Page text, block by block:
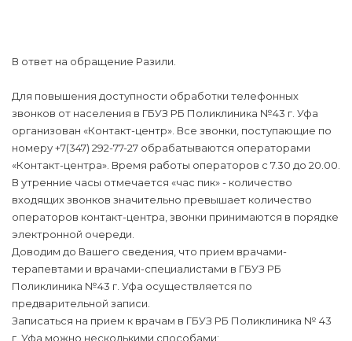
В ответ на обращение Разили.
Для повышения доступности обработки телефонных
звонков от населения в ГБУЗ РБ Поликлиника №43 г. Уфа
организован «Контакт-центр». Все звонки, поступающие по
номеру +7(347) 292-77-27 обрабатываются операторами
«Контакт-центра». Время работы операторов с 7.30 до 20.00.
В утренние часы отмечается «час пик» - количество
входящих звонков значительно превышает количество
операторов контакт-центра, звонки принимаются в порядке
электронной очереди.
Доводим до Вашего сведения, что прием врачами-
терапевтами и врачами-специалистами в ГБУЗ РБ
Поликлиника №43 г. Уфа осуществляется по
предварительной записи.
Записаться на прием к врачам в ГБУЗ РБ Поликлиника № 43
г. Уфа можно несколькими способами: